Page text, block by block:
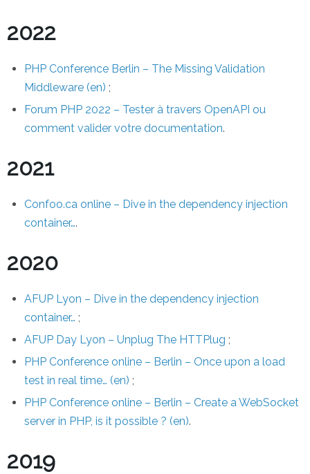
2022
PHP Conference Berlin – The Missing Validation
Middleware (en) ;
Forum PHP 2022 – Tester à travers OpenAPI ou
comment valider votre documentation.
2021
Confoo.ca online – Dive in the dependency injection
container….
2020
AFUP Lyon – Dive in the dependency injection
container… ;
AFUP Day Lyon – Unplug The HTTPlug ;
PHP Conference online – Berlin – Once upon a load
test in real time… (en) ;
PHP Conference online – Berlin – Create a WebSocket
server in PHP, is it possible ? (en).
2019